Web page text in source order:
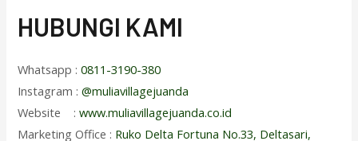
HUBUNGI KAMI
Whatsapp :0811-3190-380
Instagram :@muliavillagejuanda
Website :www.muliavillagejuanda.co.id
Marketing Office : Ruko Delta Fortuna No.33, Deltasari,